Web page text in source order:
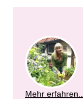
Mehr erfahren...